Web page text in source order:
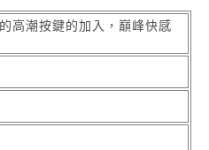
高潮按鍵的加入，巔峰快感